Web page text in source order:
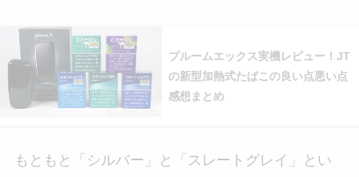
プルームエックス実機レビュー！JT
の新型加熱式たばこの良い点悪い点
感想まとめ
もともと「シルバー」と「スレートグレイ」とい